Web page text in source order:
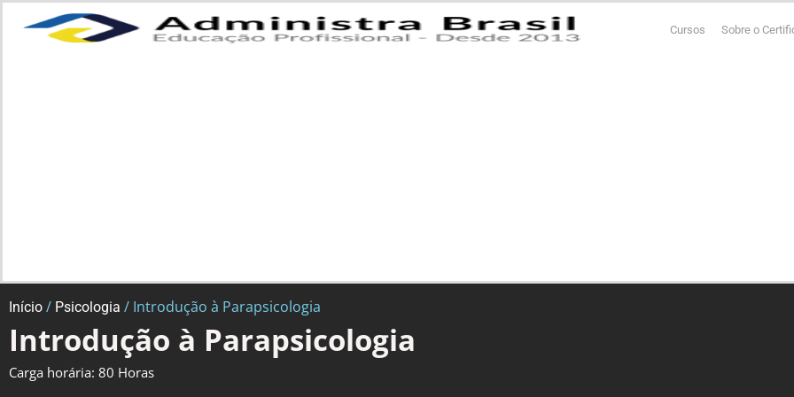
Cursos Sobre o
Início / Psicologia / Introdução à Parapsicologia
Introdução à Parapsicologia
Carga horária: 80 Horas